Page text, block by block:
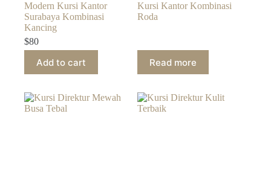
Modern Kursi Kantor
Surabaya Kombinasi
Kancing
$80
Add to cart
Kursi Kantor Kombinasi
Roda
Read more